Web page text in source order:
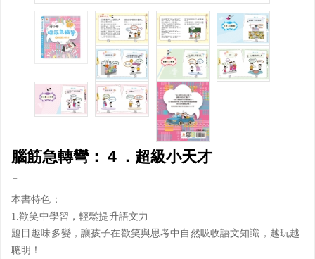
腦筋急轉彎：４．超級小天才
-
本書特色：
1.歡笑中學習，輕鬆提升語文力
題目趣味多變，讓孩子在歡笑與思考中自然吸收語文知識，越玩越
聰明！